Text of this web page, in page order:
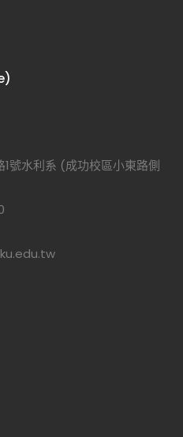
1號水利系 (成功校區小東路側